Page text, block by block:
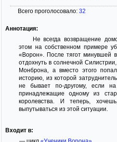
Всего проголосовало: 32
Аннотация:
Не всегда возвращение
этом на собственном примере
«Ворон». После тягот минувшей
отдохнуть в солнечной
Монброна, а вместо этого
историю, из которой
не бывает по-другому, если
принадлежащие одному из
королевства. И теперь,
выпутываться из этой ситуации.
Входит в: